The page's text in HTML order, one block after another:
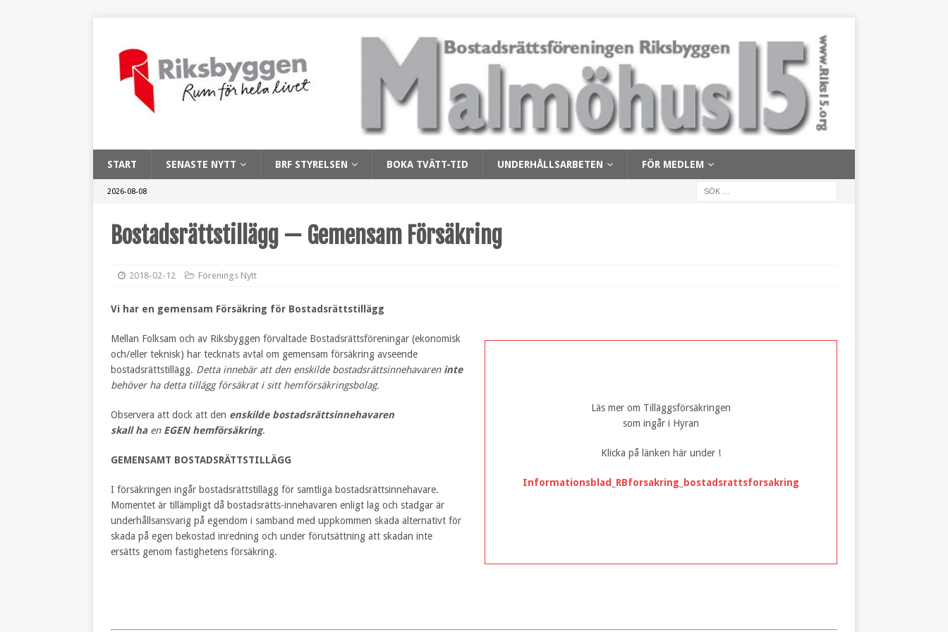
START SENASTE NYTT BRF STYRELSEN BOKA TVÄTT-TID UNDERHÅLLSARBETEN FÖR MEDLEM
2026-08-08
Bostadsrättstillägg — Gemensam Försäkring
2018-02-12 Förenings Nytt
Vi har en gemensam Försäkring för Bostadsrättstillägg
Mellan Folksam och av Riksbyggen förvaltade Bostadsrättsföreningar (ekonomisk
och/eller teknisk) har tecknats avtal om gemensam försäkring avseende
bostadsrättstillägg. Detta innebär att den enskilde bostadsrättsinnehavaren inte
behöver ha detta tillägg försäkrat i sitt hemförsäkringsbolag.
Observera att dock att den enskilde bostadsrättsinnehavaren
skall haen EGEN hemförsäkring.
GEMENSAMT BOSTADSRÄTTSTILLÄGG
I försäkringen ingår bostadsrättstillägg för samtliga bostadsrättsinnehavare.
Momentet är tillämpligt då bostadsrätts-innehavaren enligt lag och stadgar är
underhållsansvarig på egendom i samband med uppkommen skada alternativt för
skada på egen bekostad inredning och under förutsättning att skadan inte
ersätts genom fastighetens försäkring.
Läs mer om Tilläggsförsäkringen
som ingår i Hyran
Klicka på länken här under !
Informationsblad_RBforsakring_bostadsrattsforsakring